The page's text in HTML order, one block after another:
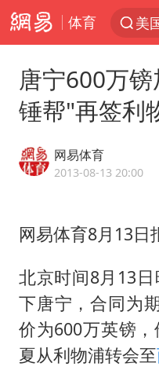
体育
美
38
唐宁600万
锤帮"再签利
网易体育
2013-08-13 20:00
网易体育8月13日
北京时间8月13
下唐宁，合同为
价为600万英镑
夏从利物浦转会至